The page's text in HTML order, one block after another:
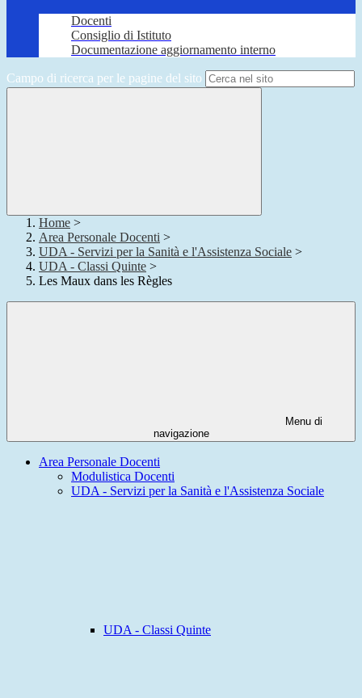
Docenti
Consiglio di Istituto
Documentazione aggiornamento interno
Campo di ricerca per le pagine del sito
Home >
Area Personale Docenti >
UDA - Servizi per la Sanità e l'Assistenza Sociale >
UDA - Classi Quinte >
Les Maux dans les Règles
Menu di
navigazione
Area Personale Docenti
Modulistica Docenti
UDA - Servizi per la Sanità e l'Assistenza Sociale
UDA - Classi Quinte